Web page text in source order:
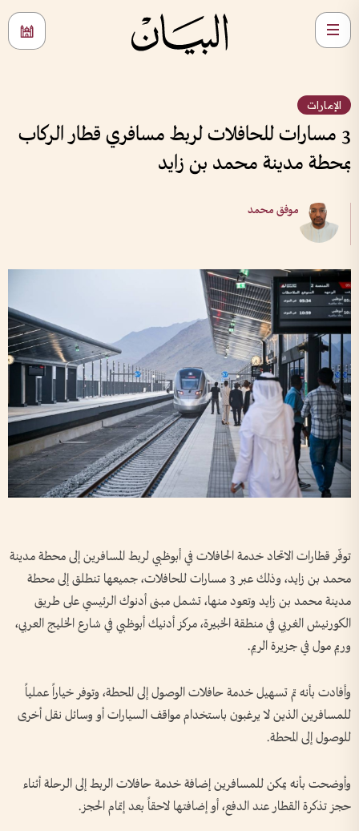
الإمارات
3 مسارات للحافلات لربط مسافري قطار الركاب
بمحطة مدينة محمد بن زايد
موفق محمد
توفّر قطارات الاتحاد خدمة الحافلات في أبوظبي لربط المسافرين إلى محطة مدينة
محمد بن زايد، وذلك عبر 3 مسارات للحافلات، جميعها تنطلق إلى محطة
مدينة محمد بن زايد وتعود منها، تشمل مبنى أدنوك الرئيسي على طريق
الكورنيش الغربي في منطقة الخبيرة، مركز أدنيك أبوظبي في شارع الخليج العربي،
وريم مول في جزيرة الريم.
وأفادت بأنه تم تسهيل خدمة حافلات الوصول إلى المحطة، وتوفر خياراً عملياً
للمسافرين الذين لا يرغبون باستخدام مواقف السيارات أو وسائل نقل أخرى
للوصول إلى المحطة.
وأوضحت بأنه يمكن للمسافرين إضافة خدمة حافلات الربط إلى الرحلة أثناء
حجز تذكرة القطار عند الدفع، أو إضافتها لاحقاً بعد إتمام الحجز.